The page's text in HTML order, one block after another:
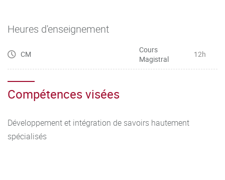
Heures d'enseignement
CM
Cours
Magistral
12h
Compétences visées
Développement et intégration de savoirs hautement
spécialisés